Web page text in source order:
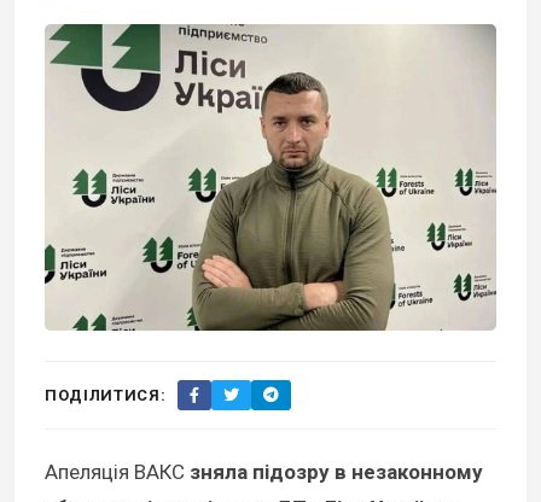
ПОДІЛИТИСЯ:
Апеляція ВАКС зняла підозру в незаконному